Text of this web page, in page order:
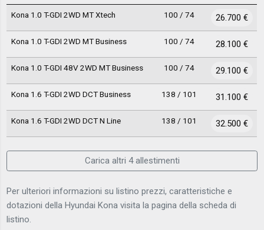
Kona 1.0 T-GDI 2WD MT Xtech 100 / 74 26.700 €
Kona 1.0 T-GDI 2WD MT Business 100 / 74 28.100 €
Kona 1.0 T-GDI 48V 2WD MT Business 100 / 74 29.100 €
Kona 1.6 T-GDI 2WD DCT Business 138 / 101 31.100 €
Kona 1.6 T-GDI 2WD DCT N Line 138 / 101 32.500 €
Carica altri 4 allestimenti
Per ulteriori informazioni su listino prezzi, caratteristiche e
dotazioni della Hyundai Kona visita la pagina della scheda di
listino.